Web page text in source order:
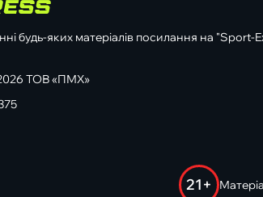
будь-яких матеріалів посилання на "Sport-
ТОВ «ПМХ»
21+